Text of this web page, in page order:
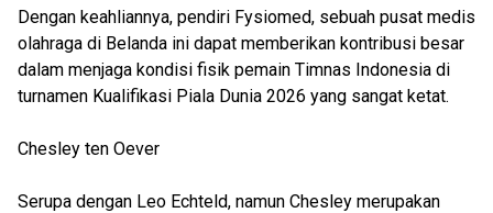
Dengan keahliannya, pendiri Fysiomed, sebuah pusat medis
olahraga di Belanda ini dapat memberikan kontribusi besar
dalam menjaga kondisi fisik pemain Timnas Indonesia di
turnamen Kualifikasi Piala Dunia 2026 yang sangat ketat.
Chesley ten Oever
Serupa dengan Leo Echteld, namun Chesley merupakan